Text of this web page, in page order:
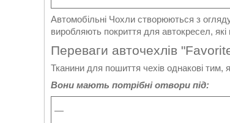
Автомобільні Чохли створюються з
виробляють покриття для автокресел, які
Переваги авточехлів
Тканини для пошиття чехів однакові тим,
Вони мають потрібні отвори під:
—